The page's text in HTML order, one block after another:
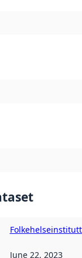
June 22, 2023